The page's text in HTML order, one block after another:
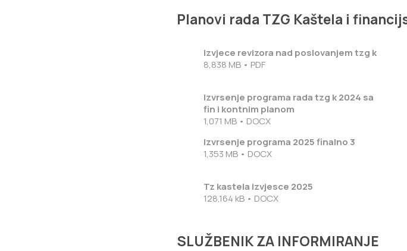
Planovi rada TZG Kaštela i
Izvjece revizora nad poslovanjem tzg k
8,838 MB • PDF
Izvrsenje programa rada tzg k 2024 sa
fin i kontnim planom
1,071 MB • DOCX
Izvrsenje programa 2025 finalno 3
1,353 MB • DOCX
Tz kastela izvjesce 2025
128,164 kB • DOCX
SLUŽBENIK ZA INFORMIRANJE